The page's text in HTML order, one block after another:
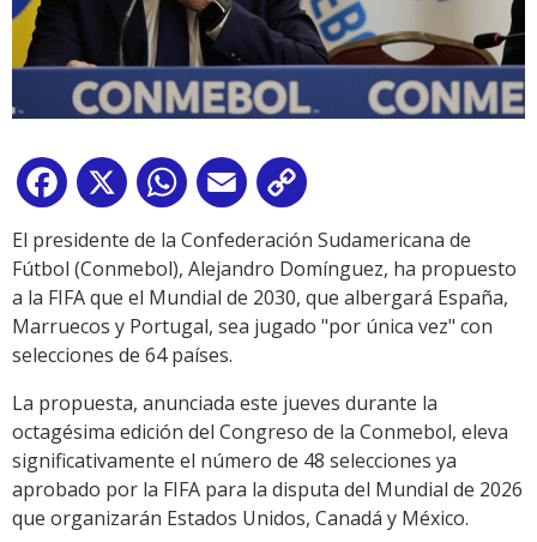
Facebook
X WhatsApp
Email
Link
El presidente de la Confederación Sudamericana de
Fútbol (Conmebol), Alejandro Domínguez, ha propuesto
a la FIFA que el Mundial de 2030, que albergará España,
Marruecos y Portugal, sea jugado "por única vez" con
selecciones de 64 países.
La propuesta, anunciada este jueves durante la
octagésima edición del Congreso de la Conmebol, eleva
significativamente el número de 48 selecciones ya
aprobado por la FIFA para la disputa del Mundial de 2026
que organizarán Estados Unidos, Canadá y México.